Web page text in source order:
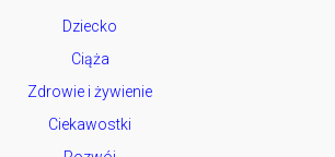
Dziecko
Ciąża
Zdrowie i żywienie
Ciekawostki